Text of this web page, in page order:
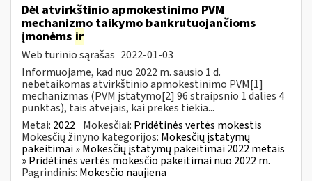
Dėl atvirkštinio apmokestinimo PVM
mechanizmo taikymo bankrutuojančioms
įmonėms ir
Web turinio sąrašas 2022-01-03
Informuojame, kad nuo 2022 m. sausio 1 d.
nebetaikomas atvirkštinio apmokestinimo PVM[1]
mechanizmas (PVM įstatymo[2] 96 straipsnio 1 dalies 4
punktas), tais atvejais, kai prekes tiekia...
Metai: 2022 Mokesčiai: Pridėtinės vertės mokestis
Mokesčių žinyno kategorijos: Mokesčių įstatymų
pakeitimai » Mokesčių įstatymų pakeitimai 2022 metais
» Pridėtinės vertės mokesčio pakeitimai nuo 2022 m.
Pagrindinis: Mokesčio naujiena